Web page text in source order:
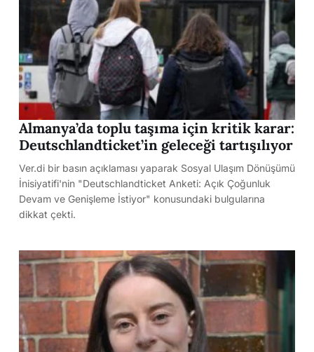
Almanya’da toplu taşıma için kritik karar:
Deutschlandticket’in geleceği tartışılıyor
Ver.di bir basın açıklaması yaparak Sosyal Ulaşım Dönüşümü
İnisiyatifi'nin "Deutschlandticket Anketi: Açık Çoğunluk
Devam ve Genişleme İstiyor" konusundaki bulgularına
dikkat çekti.